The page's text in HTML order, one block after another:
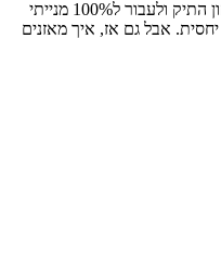
מהקרן הכספית לחלק המנייתי לצורך איזון התיק ולעבור ל100% מנייתי
אבל גם אז, איך מאזנים